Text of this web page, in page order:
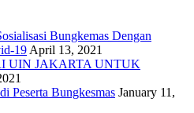
Bungkemas Dengan
19 April 13, 2021
UIN JAKARTA UNTUK
Peserta Bungkesmas January 11,